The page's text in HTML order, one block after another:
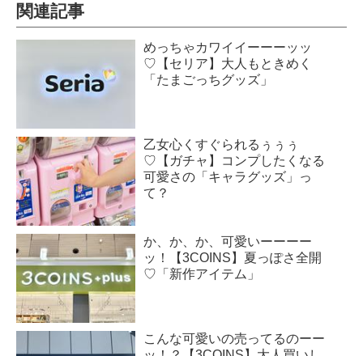
関連記事
めっちゃカワイイーーーッッ
♡【セリア】大人もときめく
「たまごっちグッズ」
乙女心くすぐられるぅぅぅ
♡【ガチャ】コンプしたくなる
可愛さの「キャラグッズ」っ
て？
か、か、か、可愛いーーーー
ッ！【3COINS】夏っぽさ全開
♡「新作アイテム」
こんな可愛いの売ってるのーー